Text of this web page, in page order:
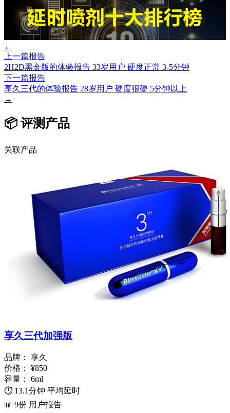
←
上一篇报告
2H2D黑金版的体验报告 33岁用户 硬度正常 3-5分钟
下一篇报告
享久三代的体验报告 28岁用户 硬度很硬 5分钟以上
→
📦 评测产品
关联产品
享久三代加强版
品牌：
享久
价格：
¥850
容量：
6ml
⏱️ 13.1分钟 平均延时
📊 9份 用户报告